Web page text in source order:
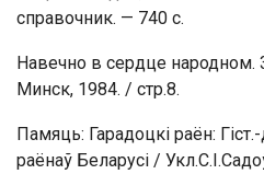
справочник. — 740 с.
Навечно в сердце народном.
Минск, 1984. / стр.8.
Памяць: Гарадоцкі раён: Гіст.-
раёнаў Беларусі /